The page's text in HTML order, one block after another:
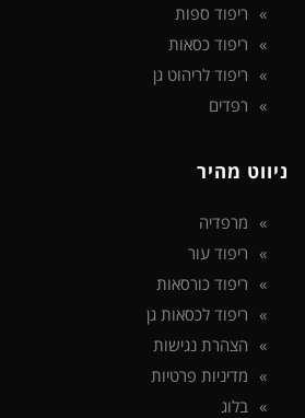
ריפוד ספות
ריפוד כסאות
ריפוד לריהוט גן
רפדים
ניווט מהיר
מרפדיה
ריפוד עור
ריפוד כורסאות
ריפוד לכסאות גן
הצהרת נגישות
מדיניות פרטיות
בלוג